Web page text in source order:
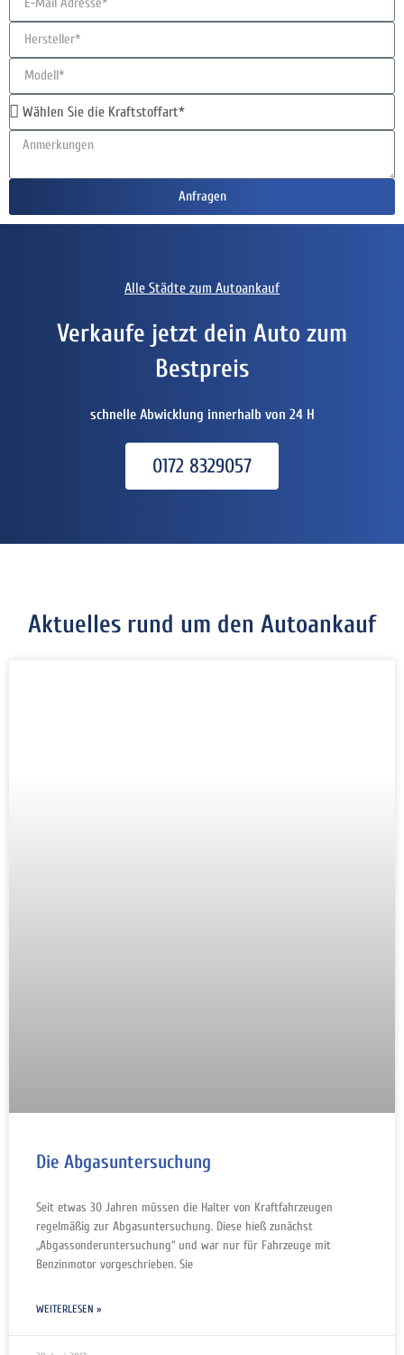
Anfragen
Alle Städte zum Autoankauf
Verkaufe jetzt dein Auto zum
Bestpreis
schnelle Abwicklung innerhalb von 24 H
0172 8329057
Aktuelles rund um den Autoankauf
Die Abgasuntersuchung
Seit etwas 30 Jahren müssen die Halter von Kraftfahrzeugen
regelmäßig zur Abgasuntersuchung. Diese hieß zunächst
„Abgassonderuntersuchung“ und war nur für Fahrzeuge mit
Benzinmotor vorgeschrieben. Sie
WEITERLESEN »